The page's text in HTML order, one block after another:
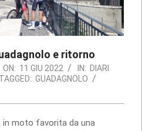
e ritorno
ON: 11 GIU 2022 IN: DIARI
TAGGED: GUADAGNOLO
in moto favorita da una